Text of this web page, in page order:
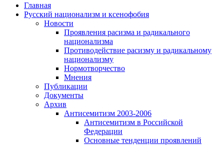
Главная
Русский национализм и ксенофобия
Новости
Проявления расизма и радикального
национализма
Противодействие расизму и радикальному
национализму
Нормотворчество
Мнения
Публикации
Документы
Архив
Антисемитизм 2003-2006
Антисемитизм в Российской
Федерации
Основные тенденции проявлений